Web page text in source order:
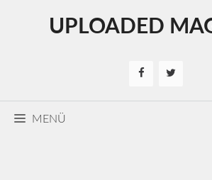
UPLOADED
MENÜ